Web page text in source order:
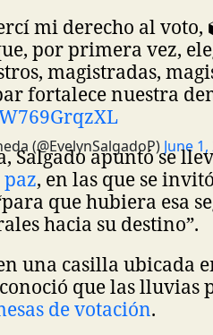
mi derecho al
por primera vez,
magistradas,
fortalece nuestra
(@EvelynSalgadoP) June
Salgado apuntó se
, en las que se
que hubiera esa
hacia su destino”.
una casilla ubicada
que las lluvias
de votación.